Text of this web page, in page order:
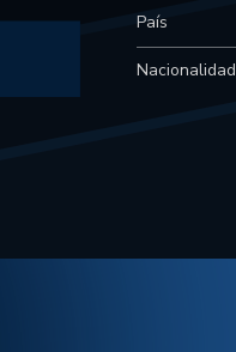
País
Nacionalidad